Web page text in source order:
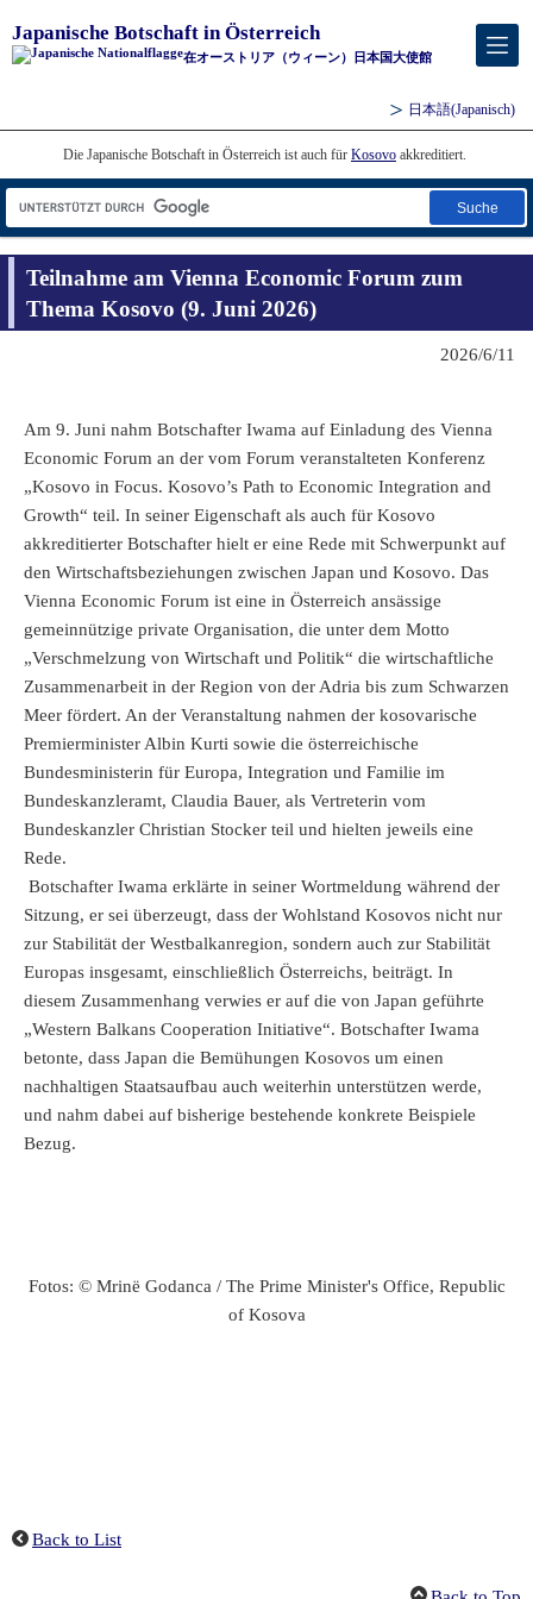
Japanische Botschaft in Österreich
在オーストリア（ウィーン）日本国大使館
日本語(Japanisch)
Die Japanische Botschaft in Österreich ist auch für Kosovo akkreditiert.
Suche
Teilnahme am Vienna Economic Forum zum
Thema Kosovo (9. Juni 2026)
2026/6/11
Am 9. Juni nahm Botschafter Iwama auf Einladung des Vienna
Economic Forum an der vom Forum veranstalteten Konferenz
„Kosovo in Focus. Kosovo’s Path to Economic Integration and
Growth“ teil. In seiner Eigenschaft als auch für Kosovo
akkreditierter Botschafter hielt er eine Rede mit Schwerpunkt auf
den Wirtschaftsbeziehungen zwischen Japan und Kosovo. Das
Vienna Economic Forum ist eine in Österreich ansässige
gemeinnützige private Organisation, die unter dem Motto
„Verschmelzung von Wirtschaft und Politik“ die wirtschaftliche
Zusammenarbeit in der Region von der Adria bis zum Schwarzen
Meer fördert. An der Veranstaltung nahmen der kosovarische
Premierminister Albin Kurti sowie die österreichische
Bundesministerin für Europa, Integration und Familie im
Bundeskanzleramt, Claudia Bauer, als Vertreterin vom
Bundeskanzler Christian Stocker teil und hielten jeweils eine
Rede.
Botschafter Iwama erklärte in seiner Wortmeldung während der
Sitzung, er sei überzeugt, dass der Wohlstand Kosovos nicht nur
zur Stabilität der Westbalkanregion, sondern auch zur Stabilität
Europas insgesamt, einschließlich Österreichs, beiträgt. In
diesem Zusammenhang verwies er auf die von Japan geführte
„Western Balkans Cooperation Initiative“. Botschafter Iwama
betonte, dass Japan die Bemühungen Kosovos um einen
nachhaltigen Staatsaufbau auch weiterhin unterstützen werde,
und nahm dabei auf bisherige bestehende konkrete Beispiele
Bezug.
Fotos: © Mrinë Godanca / The Prime Minister's Office, Republic
of Kosova
Back to List